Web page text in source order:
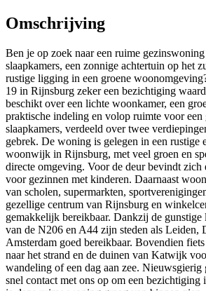
Omschrijving
Ben je op zoek naar een ruime
slaapkamers, een zonnige achtertuin op het
rustige ligging in een groene
19 in Rijnsburg zeker een bezichtiging
beschikt over een lichte woonkamer, een
praktische indeling en volop ruimte voor
slaapkamers, verdeeld over twee
gebrek. De woning is gelegen in een rustige
woonwijk in Rijnsburg, met veel groen en
directe omgeving. Voor de deur bevindt zich
voor gezinnen met kinderen. Daarnaast
van scholen, supermarkten,
gezellige centrum van Rijnsburg en
gemakkelijk bereikbaar. Dankzij de
van de N206 en A44 zijn steden als Leiden,
Amsterdam goed bereikbaar. Bovendien
naar het strand en de duinen van Katwijk
wandeling of een dag aan zee. Nieuwsgierig
snel contact met ons op om een bezichtiging